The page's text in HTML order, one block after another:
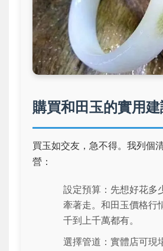
購買和田玉的實用
買玉如交友，急不得。我列個
營：
設定預算：先想好花多
牽著走。和田玉價格行
千到上千萬都有。
選擇管道：實體店可現